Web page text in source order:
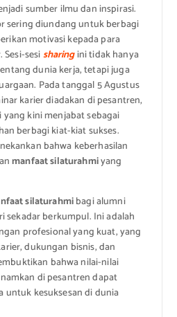
sumber ilmu dan inspirasi.
sering diundang untuk berbagi
motivasi kepada para
sesisharingini tidak hanya
dunia kerja, tetapi juga
Pada tanggal 5 Agustus
karier diadakan di pesantren,
kini menjabat sebagai
berbagi kiat-kiat sukses.
bahwa keberhasilan
manfaat silaturahmiyang
silaturahmibagi alumni
sekadar berkumpul. Ini adalah
profesional yang kuat, yang
dukungan bisnis, dan
bahwa nilai-nilai
di pesantren dapat
untuk kesuksesan di dunia